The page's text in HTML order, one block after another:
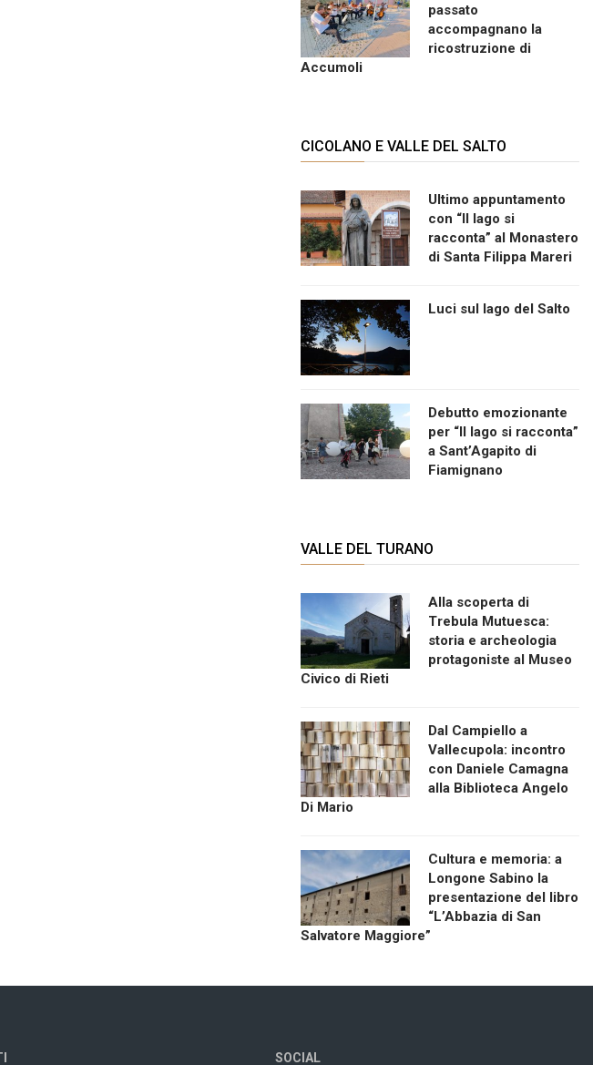
passato
accompagnano la
ricostruzione di
Accumoli
CICOLANO E VALLE DEL SALTO
Ultimo appuntamento
con “Il lago si
racconta” al Monastero
di Santa Filippa Mareri
Luci sul lago del Salto
Debutto emozionante
per “Il lago si racconta”
a Sant’Agapito di
Fiamignano
VALLE DEL TURANO
Alla scoperta di
Trebula Mutuesca:
storia e archeologia
protagoniste al Museo
Civico di Rieti
Dal Campiello a
Vallecupola: incontro
con Daniele Camagna
alla Biblioteca Angelo
Di Mario
Cultura e memoria: a
Longone Sabino la
presentazione del libro
“L’Abbazia di San
Salvatore Maggiore”
SOCIAL